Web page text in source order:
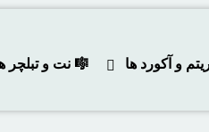
و آکورد ها 🎼 نت و تبلچر